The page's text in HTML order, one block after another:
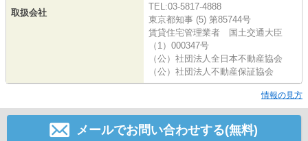
取扱会社
TEL:03-5817-4888
東京都知事 (5) 第85744号
賃貸住宅管理業者 国土交通大臣
（1）000347号
（公）社団法人全日本不動産協会
（公）社団法人不動産保証協会
情報の見方
メールでお問い合わせする(無料)